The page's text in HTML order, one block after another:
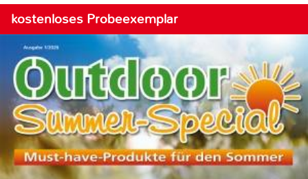
kostenloses Probeexemplar